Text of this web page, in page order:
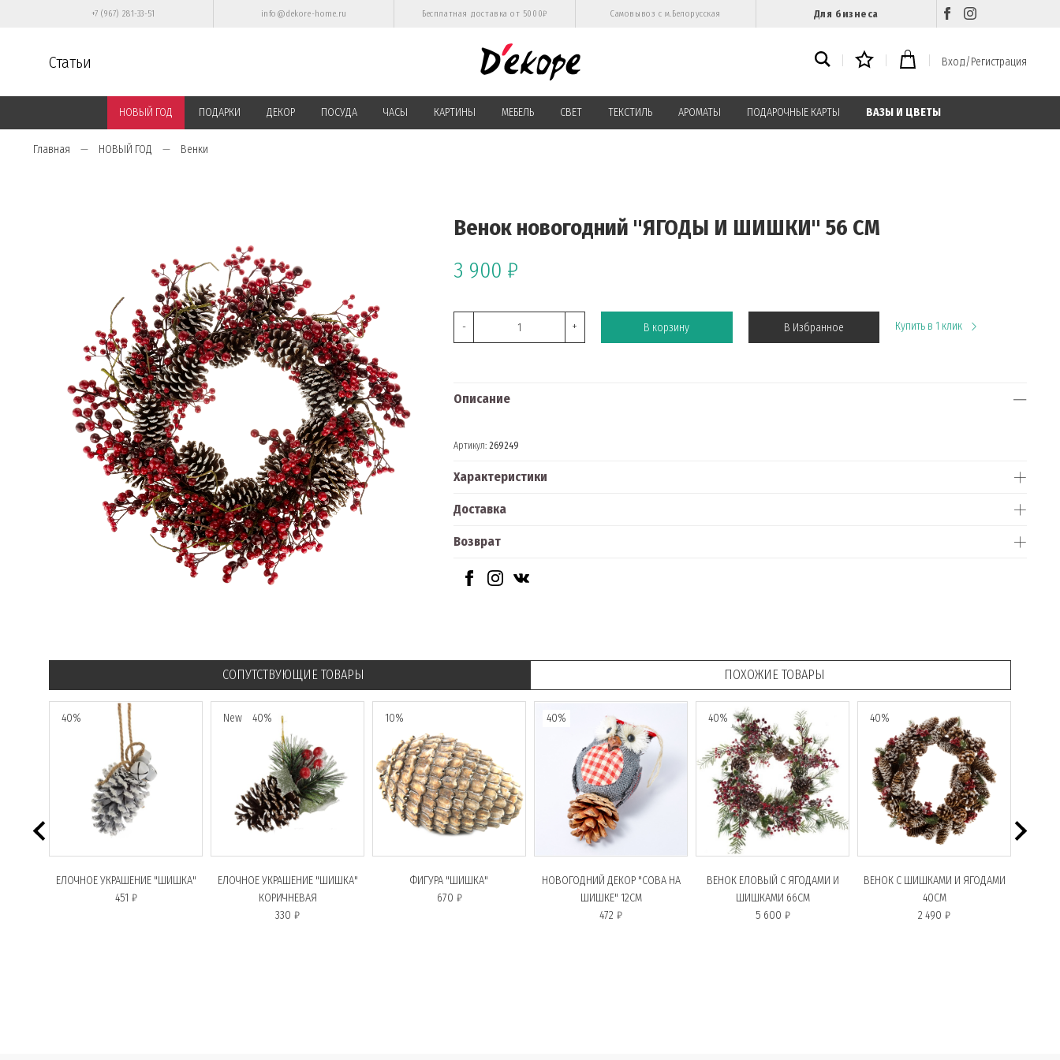
+7 (967) 281-33-51 info@dekore-home.ru Бесплатная доставка от 5000₽ Самовывоз с м.Белорусская Для бизнеса
Статьи Вход/Регистрация
НОВЫЙ ГОД ПОДАРКИ ДЕКОР ПОСУДА ЧАСЫ КАРТИНЫ МЕБЕЛЬ СВЕТ ТЕКСТИЛЬ АРОМАТЫ ПОДАРОЧНЫЕ КАРТЫ ВАЗЫ И ЦВЕТЫ
Главная НОВЫЙ ГОД Венки
Венок новогодний "ЯГОДЫ И ШИШКИ" 56 СМ
3 900 ₽
- + В корзину В Избранное Купить в 1 клик
Описание
Артикул:269249
Характеристики
Доставка
Возврат
СОПУТСТВУЮЩИЕ ТОВАРЫ ПОХОЖИЕ ТОВАРЫ
40%
ЕЛОЧНОЕ УКРАШЕНИЕ "ШИШКА"
451 ₽
New 40%
ЕЛОЧНОЕ УКРАШЕНИЕ "ШИШКА"
КОРИЧНЕВАЯ
330 ₽
10%
ФИГУРА "ШИШКА"
670 ₽
40%
НОВОГОДНИЙ ДЕКОР "СОВА НА
ШИШКЕ" 12СМ
472 ₽
40%
ВЕНОК ЕЛОВЫЙ С ЯГОДАМИ И
ШИШКАМИ 66СМ
5 600 ₽
40%
ВЕНОК С ШИШКАМИ И ЯГОДАМИ
40СМ
2 490 ₽